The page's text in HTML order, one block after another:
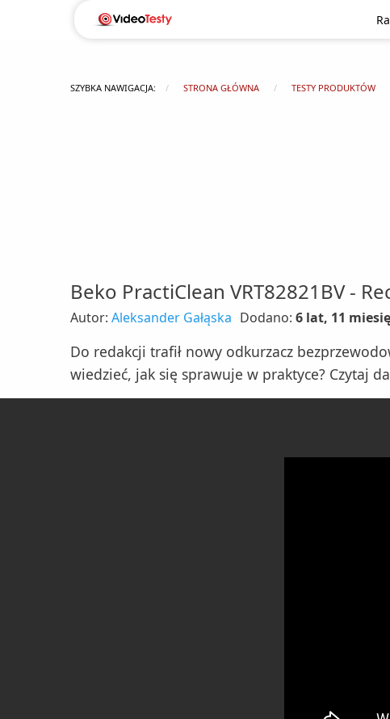
SZYBKA NAWIGACJA: STRONA GŁÓWNA TESTY PRODUKTÓW
Beko PractiClean VRT82821BV -
Autor: Aleksander Gałąska Dodano: 6 lat, 11
Do redakcji trafił nowy odkurzacz
wiedzieć, jak się sprawuje w praktyce? Czytaj